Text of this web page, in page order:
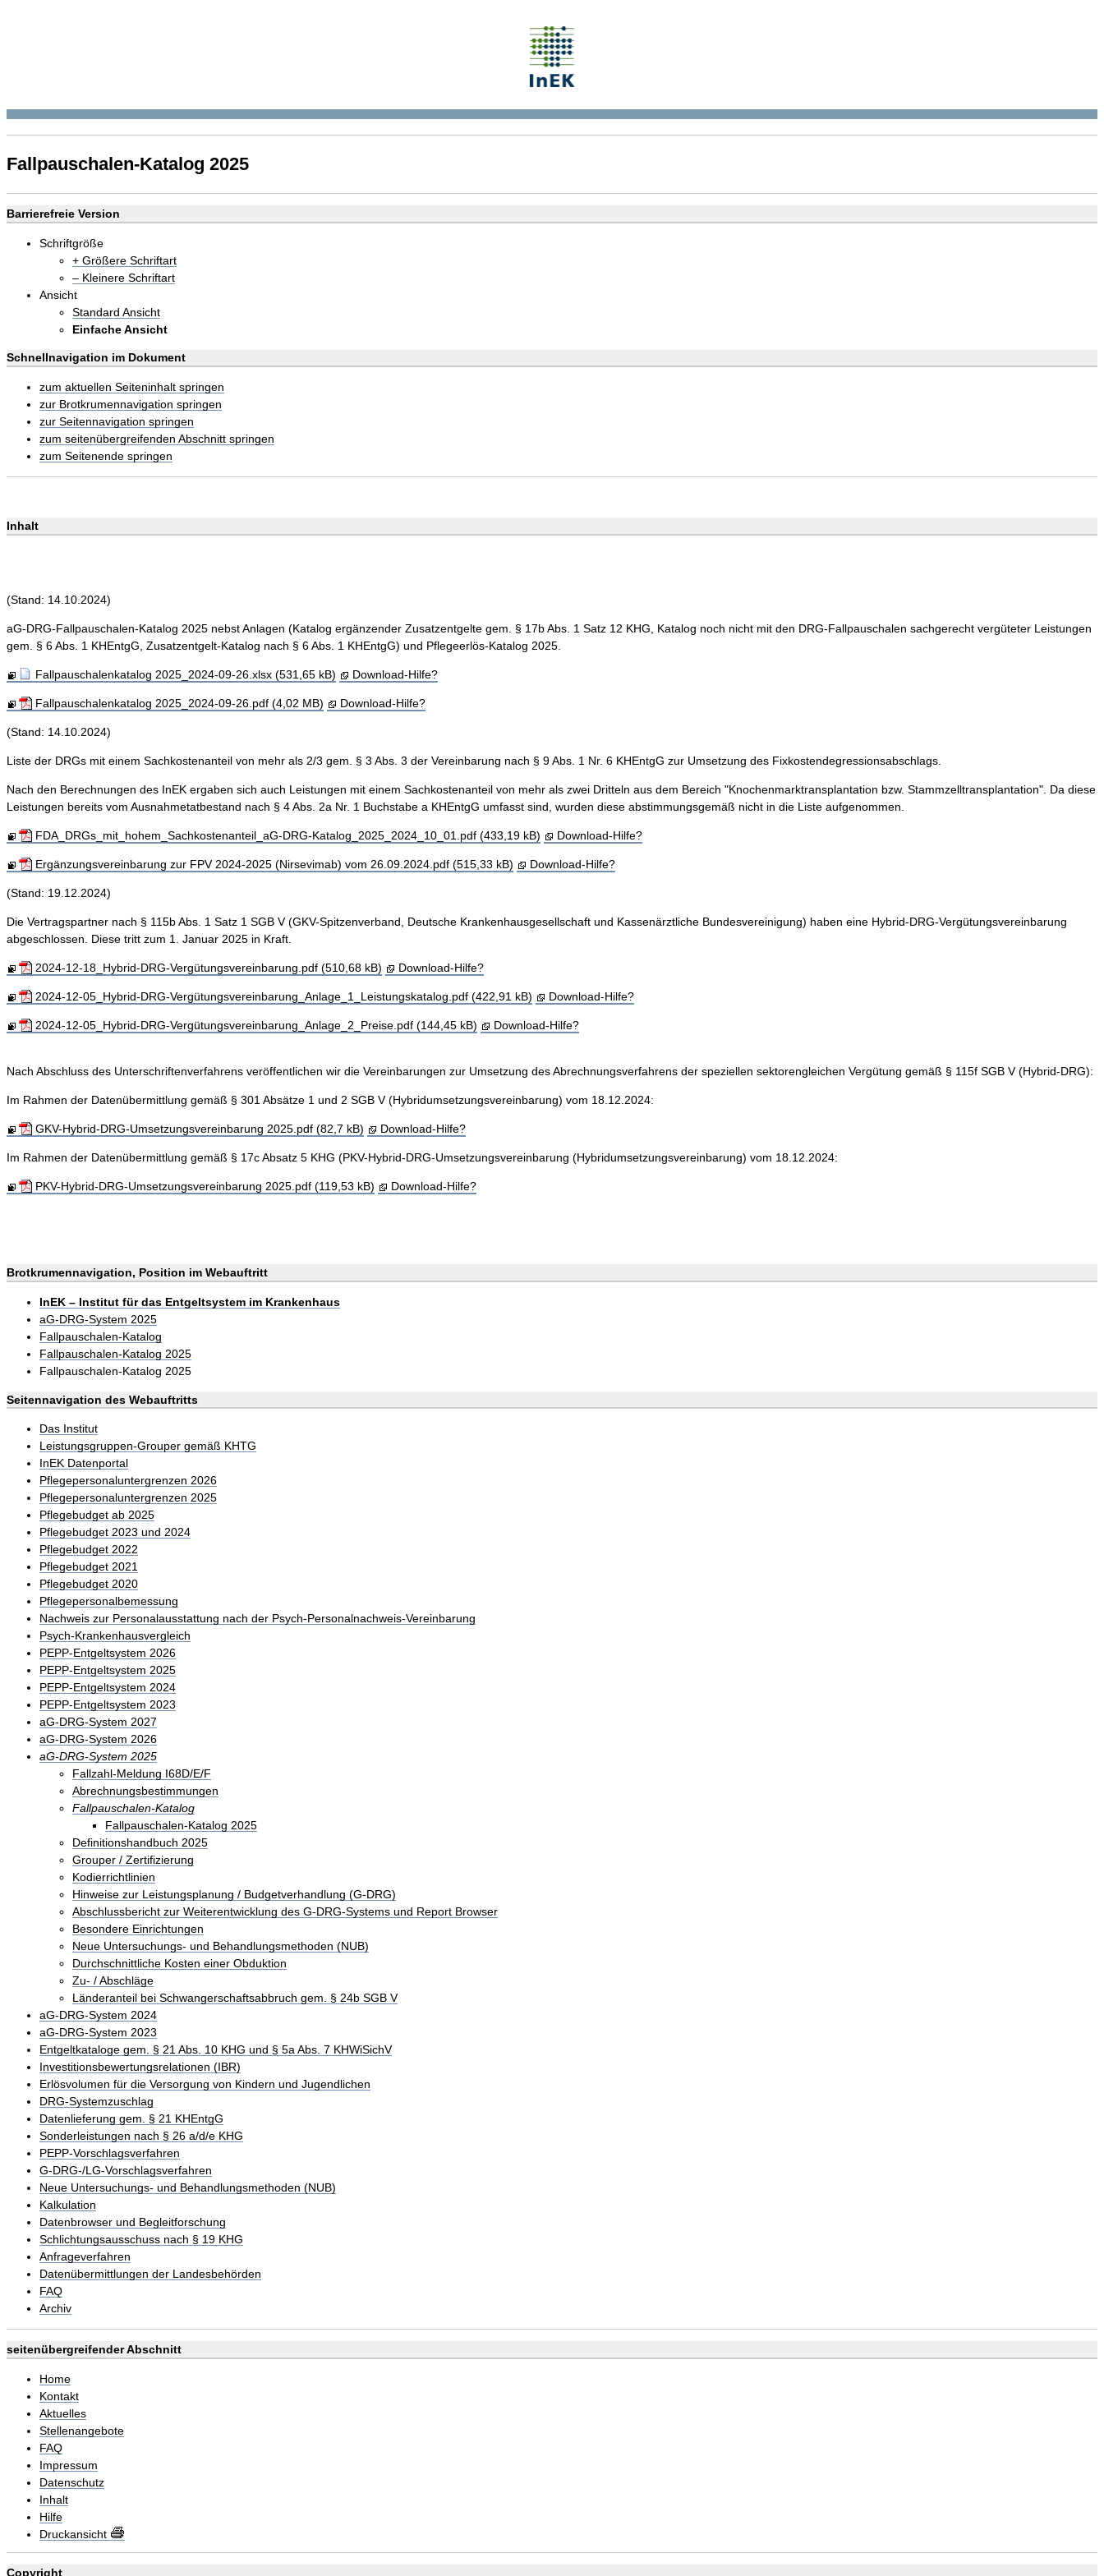
Fallpauschalen-Katalog 2025
Barrierefreie Version
Schriftgröße
+ Größere Schriftart
– Kleinere Schriftart
Ansicht
Standard Ansicht
Einfache Ansicht
Schnellnavigation im Dokument
zum aktuellen Seiteninhalt springen
zur Brotkrumennavigation springen
zur Seitennavigation springen
zum seitenübergreifenden Abschnitt springen
zum Seitenende springen
Inhalt
(Stand: 14.10.2024)
aG-DRG-Fallpauschalen-Katalog 2025 nebst Anlagen (Katalog ergänzender Zusatzentgelte gem. § 17b Abs. 1 Satz 12 KHG, Katalog noch nicht mit den DRG-Fallpauschalen sachgerecht vergüteter Leistungen
gem. § 6 Abs. 1 KHEntgG, Zusatzentgelt-Katalog nach § 6 Abs. 1 KHEntgG) und Pflegeerlös-Katalog 2025.
Fallpauschalenkatalog 2025_2024-09-26.xlsx (531,65 kB) Download-Hilfe?
Fallpauschalenkatalog 2025_2024-09-26.pdf (4,02 MB) Download-Hilfe?
(Stand: 14.10.2024)
Liste der DRGs mit einem Sachkostenanteil von mehr als 2/3 gem. § 3 Abs. 3 der Vereinbarung nach § 9 Abs. 1 Nr. 6 KHEntgG zur Umsetzung des Fixkostendegressionsabschlags.
Nach den Berechnungen des InEK ergaben sich auch Leistungen mit einem Sachkostenanteil von mehr als zwei Dritteln aus dem Bereich "Knochenmarktransplantation bzw. Stammzelltransplantation". Da diese
Leistungen bereits vom Ausnahmetatbestand nach § 4 Abs. 2a Nr. 1 Buchstabe a KHEntgG umfasst sind, wurden diese abstimmungsgemäß nicht in die Liste aufgenommen.
FDA_DRGs_mit_hohem_Sachkostenanteil_aG-DRG-Katalog_2025_2024_10_01.pdf (433,19 kB) Download-Hilfe?
Ergänzungsvereinbarung zur FPV 2024-2025 (Nirsevimab) vom 26.09.2024.pdf (515,33 kB) Download-Hilfe?
(Stand: 19.12.2024)
Die Vertragspartner nach § 115b Abs. 1 Satz 1 SGB V (GKV-Spitzenverband, Deutsche Krankenhausgesellschaft und Kassenärztliche Bundesvereinigung) haben eine Hybrid-DRG-Vergütungsvereinbarung
abgeschlossen. Diese tritt zum 1. Januar 2025 in Kraft.
2024-12-18_Hybrid-DRG-Vergütungsvereinbarung.pdf (510,68 kB) Download-Hilfe?
2024-12-05_Hybrid-DRG-Vergütungsvereinbarung_Anlage_1_Leistungskatalog.pdf (422,91 kB) Download-Hilfe?
2024-12-05_Hybrid-DRG-Vergütungsvereinbarung_Anlage_2_Preise.pdf (144,45 kB) Download-Hilfe?
Nach Abschluss des Unterschriftenverfahrens veröffentlichen wir die Vereinbarungen zur Umsetzung des Abrechnungsverfahrens der speziellen sektorengleichen Vergütung gemäß § 115f SGB V (Hybrid-DRG):
Im Rahmen der Datenübermittlung gemäß § 301 Absätze 1 und 2 SGB V (Hybridumsetzungsvereinbarung) vom 18.12.2024:
GKV-Hybrid-DRG-Umsetzungsvereinbarung 2025.pdf (82,7 kB) Download-Hilfe?
Im Rahmen der Datenübermittlung gemäß § 17c Absatz 5 KHG (PKV-Hybrid-DRG-Umsetzungsvereinbarung (Hybridumsetzungsvereinbarung) vom 18.12.2024:
PKV-Hybrid-DRG-Umsetzungsvereinbarung 2025.pdf (119,53 kB) Download-Hilfe?
Brotkrumennavigation, Position im Webauftritt
InEK – Institut für das Entgeltsystem im Krankenhaus
aG-DRG-System 2025
Fallpauschalen-Katalog
Fallpauschalen-Katalog 2025
Fallpauschalen-Katalog 2025
Seitennavigation des Webauftritts
Das Institut
Leistungsgruppen-Grouper gemäß KHTG
InEK Datenportal
Pflegepersonaluntergrenzen 2026
Pflegepersonaluntergrenzen 2025
Pflegebudget ab 2025
Pflegebudget 2023 und 2024
Pflegebudget 2022
Pflegebudget 2021
Pflegebudget 2020
Pflegepersonalbemessung
Nachweis zur Personalausstattung nach der Psych-Personalnachweis-Vereinbarung
Psych-Krankenhausvergleich
PEPP-Entgeltsystem 2026
PEPP-Entgeltsystem 2025
PEPP-Entgeltsystem 2024
PEPP-Entgeltsystem 2023
aG-DRG-System 2027
aG-DRG-System 2026
aG-DRG-System 2025
Fallzahl-Meldung I68D/E/F
Abrechnungsbestimmungen
Fallpauschalen-Katalog
Fallpauschalen-Katalog 2025
Definitionshandbuch 2025
Grouper / Zertifizierung
Kodierrichtlinien
Hinweise zur Leistungsplanung / Budgetverhandlung (G-DRG)
Abschlussbericht zur Weiterentwicklung des G-DRG-Systems und Report Browser
Besondere Einrichtungen
Neue Untersuchungs- und Behandlungsmethoden (NUB)
Durchschnittliche Kosten einer Obduktion
Zu- / Abschläge
Länderanteil bei Schwangerschaftsabbruch gem. § 24b SGB V
aG-DRG-System 2024
aG-DRG-System 2023
Entgeltkataloge gem. § 21 Abs. 10 KHG und § 5a Abs. 7 KHWiSichV
Investitionsbewertungsrelationen (IBR)
Erlösvolumen für die Versorgung von Kindern und Jugendlichen
DRG-Systemzuschlag
Datenlieferung gem. § 21 KHEntgG
Sonderleistungen nach § 26 a/d/e KHG
PEPP-Vorschlagsverfahren
G-DRG-/LG-Vorschlagsverfahren
Neue Untersuchungs- und Behandlungsmethoden (NUB)
Kalkulation
Datenbrowser und Begleitforschung
Schlichtungsausschuss nach § 19 KHG
Anfrageverfahren
Datenübermittlungen der Landesbehörden
FAQ
Archiv
seitenübergreifender Abschnitt
Home
Kontakt
Aktuelles
Stellenangebote
FAQ
Impressum
Datenschutz
Inhalt
Hilfe
Druckansicht
Copyright